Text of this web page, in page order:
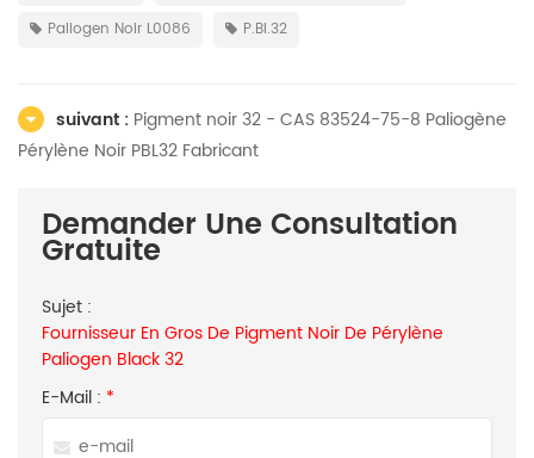
Paliogen Noir L0086
P.Bl.32
suivant : Pigment noir 32 - CAS 83524-75-8 Paliogène
Pérylène Noir PBL32 Fabricant
Demander Une Consultation
Gratuite
Sujet :
Fournisseur En Gros De Pigment Noir De Pérylène
Paliogen Black 32
E-Mail : *